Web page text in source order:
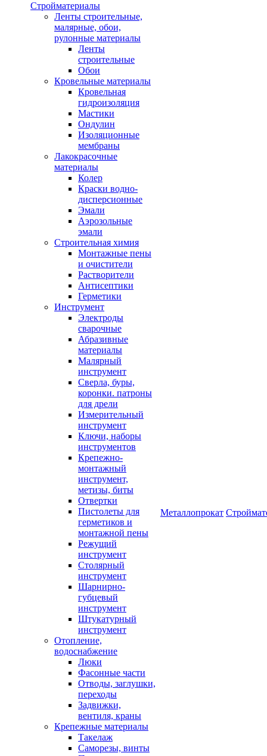
Стройматериалы
Ленты строительные,
малярные, обои,
рулонные материалы
Ленты
строительные
Обои
Кровельные материалы
Кровельная
гидроизоляция
Мастики
Ондулин
Изоляционные
мембраны
Лакокрасочные
материалы
Колер
Краски водно-
дисперсионные
Эмали
Аэрозольные
эмали
Строительная химия
Монтажные пены
и очистители
Растворители
Антисептики
Герметики
Инструмент
Электроды
сварочные
Абразивные
материалы
Малярный
инструмент
Сверла, буры,
коронки. патроны
для дрели
Измерительный
инструмент
Ключи, наборы
инструментов
Крепежно-
монтажный
инструмент,
метизы, биты
Отвертки
Пистолеты для
герметиков и
монтажной пены
Режущий
инструмент
Столярный
инструмент
Шарнирно-
губцевый
инструмент
Штукатурный
инструмент
Отопление,
водоснабжение
Люки
Фасонные части
Отводы, заглушки,
переходы
Задвижки,
вентиля, краны
Крепежные материалы
Такелаж
Саморезы, винты
Металлопрокат